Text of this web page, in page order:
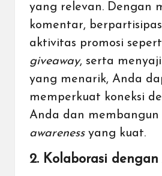
yang relevan. Dengan
komentar,
aktivitas promosi
giveaway, serta
yang menarik, Anda
memperkuat koneksi
Anda dan membangun
awareness yang kuat.
2. Kolaborasi dengan